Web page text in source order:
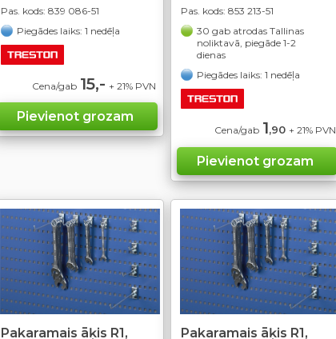
Pas. kods: 839 086-51
Piegādes laiks: 1 nedēļa
Cena/gab 15,- + 21% PVN
Pas. kods: 853 213-51
30 gab atrodas Tallinas
noliktavā, piegāde 1-2
dienas
Piegādes laiks: 1 nedēļa
Cena/gab 1,90 + 21% PVN
Pakaramais āķis R1,
Pakaramais āķis R1,